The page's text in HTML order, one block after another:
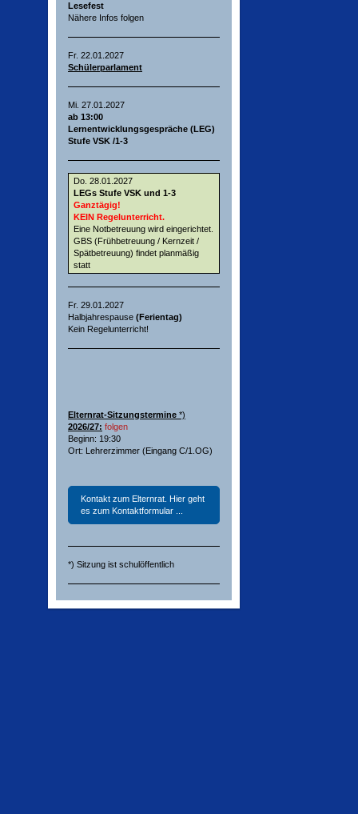
Lesefest
Nähere Infos folgen
Fr. 22.01.2027
Schülerparlament
Mi. 27.01.2027
ab 13:00
Lernentwicklungsgespräche (LEG)
Stufe VSK /1-3
Do. 28.01.2027
LEGs Stufe VSK und 1-3
Ganztägig!
KEIN Regelunterricht.
Eine Notbetreuung wird eingerichtet.
GBS (Frühbetreuung / Kernzeit /
Spätbetreuung) findet planmäßig
statt
Fr. 29.01.2027
Halbjahrespause (Ferientag)
Kein Regelunterricht!
Elternrat-Sitzungstermine *)
2026/27: folgen
Beginn: 19:30
Ort: Lehrerzimmer (Eingang C/1.OG)
Kontakt zum Elternrat. Hier geht
es zum Kontaktformular ...
*) Sitzung ist schulöffentlich